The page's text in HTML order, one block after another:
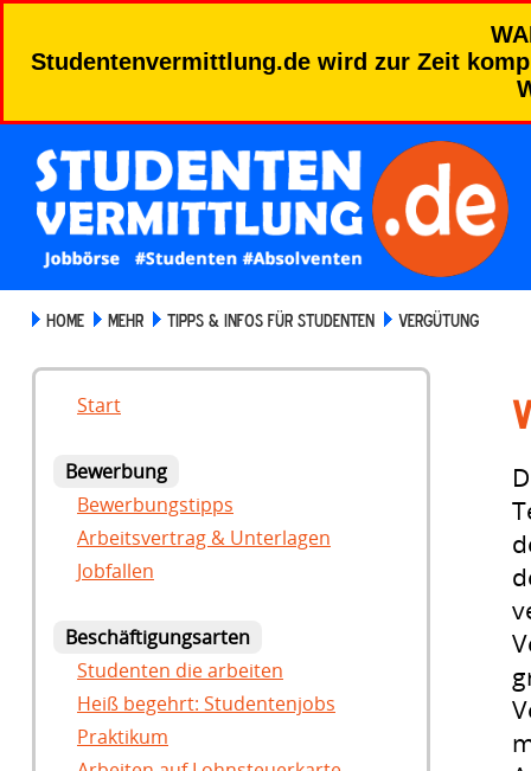
Studentenvermittlung.de wird zur Zeit
HOME MEHR TIPPS & INFOS FÜR STUDENTEN VERGÜTUNG
Start
Bewerbung
Bewerbungstipps
Arbeitsvertrag & Unterlagen
Jobfallen
Beschäftigungsarten
Studenten die arbeiten
Heiß begehrt: Studentenjobs
Praktikum